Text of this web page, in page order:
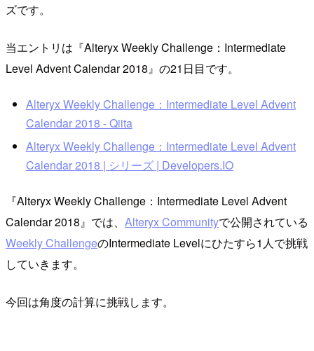
ズです。
当エントリは『Alteryx Weekly Challenge：Intermediate
Level Advent Calendar 2018』の21日目です。
Alteryx Weekly Challenge：Intermediate Level Advent
Calendar 2018 - Qiita
Alteryx Weekly Challenge：Intermediate Level Advent
Calendar 2018 | シリーズ | Developers.IO
『Alteryx Weekly Challenge：Intermediate Level Advent
Calendar 2018』では、 Alteryx Communityで公開されている
Weekly ChallengeのIntermediate Levelにひたすら1人で挑戦
していきます。
今回は角度の計算に挑戦します。